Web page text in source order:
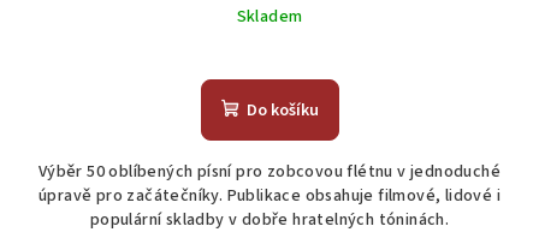
Skladem
Do košíku
Výběr 50 oblíbených písní pro zobcovou flétnu v jednoduché
úpravě pro začátečníky. Publikace obsahuje filmové, lidové i
populární skladby v dobře hratelných tóninách.